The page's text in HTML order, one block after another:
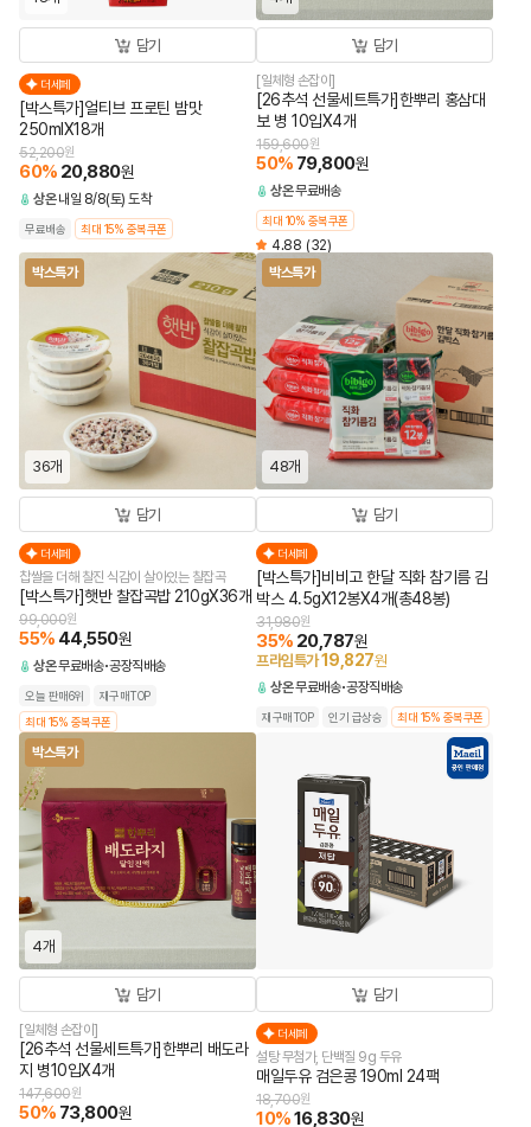
담기
더세페
[박스특가]얼티브 프로틴 밤맛
250mlX18개
52,200원
60% 20,880원
상온 내일 8/8(토) 도착
무료배송 최대 15% 중복쿠폰
담기
[일체형 손잡이]
[26추석 선물세트특가]한뿌리 홍삼대
보 병 10입X4개
159,600원
50% 79,800원
상온무료배송
최대 10% 중복쿠폰
4.88 (32)
박스특가
36개
담기
더세페
찹쌀을 더해 찰진 식감이 살아있는 찰잡곡
[박스특가]햇반 찰잡곡밥 210gX36개
99,000원
55% 44,550원
상온무료배송 공장직배송
오늘 판매6위
재구매TOP
최대 15% 중복쿠폰
박스특가
48개
담기
더세페
[박스특가]비비고 한달 직화 참기름 김
박스 4.5gX12봉X4개(총48봉)
31,980원
35% 20,787원
프라임특가19,827원
상온무료배송 공장직배송
재구매TOP 인기 급상승 최대 15% 중복쿠폰
박스특가
4개
담기
[일체형 손잡이]
[26추석 선물세트특가]한뿌리 배도라
지 병10입X4개
147,600원
50% 73,800원
담기
더세페
설탕 무첨가, 단백질 9g 두유
매일두유 검은콩 190ml 24팩
18,700원
10%16,830원